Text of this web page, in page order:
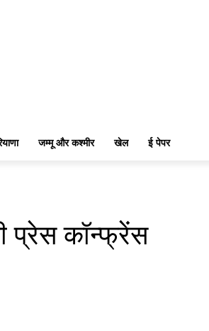
जम्मू और कश्मीर खेल ई पेपर
प्रेस कॉन्फ्रेंस